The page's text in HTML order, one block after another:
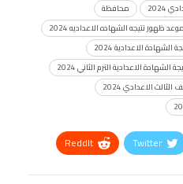
محافظة
موعد ظهور نتيجه الشهاده الاعداديه 2024
الشهادة الاعدادية 2024
الشهادة الاعدادية الترم الثاني 2024
الاعدادي 2024
Twitter
ReddIt